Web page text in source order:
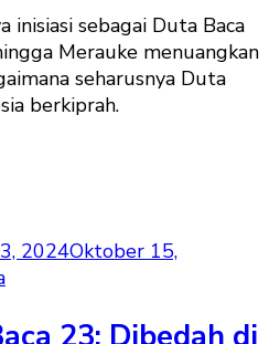
inisiasi sebagai Duta Baca
Merauke menuangkan
seharusnya Duta
berkiprah.
2024Oktober 15,